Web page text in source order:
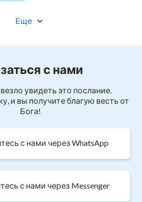
все это говорит Бог?
веруйте! Он – ваш
Еще
с нами
увидеть это послание.
и вы получите благую весть от
Бога!
с нами через WhatsApp
с нами через Messenger